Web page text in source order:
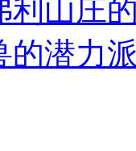
利山庄
的潜力